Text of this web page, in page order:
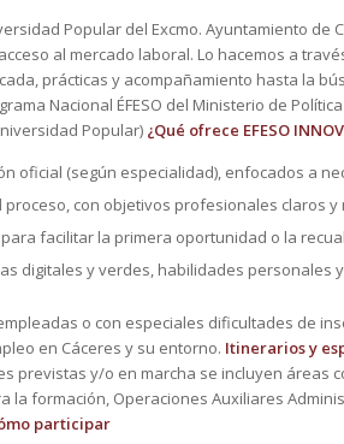
Popular del Excmo. Ayuntamiento de
al mercado laboral. Lo hacemos a
prácticas y acompañamiento hasta la
Nacional ÉFESO del Ministerio de
Popular) ¿Qué ofrece EFESO
oficial (según especialidad), enfocados a
con objetivos profesionales claros y
facilitar la primera oportunidad o la
digitales y verdes, habilidades personales
o con especiales dificultades de
en Cáceres y su entorno. Itinerarios y
previstas y/o en marcha se incluyen áreas
la formación, Operaciones Auxiliares
participar